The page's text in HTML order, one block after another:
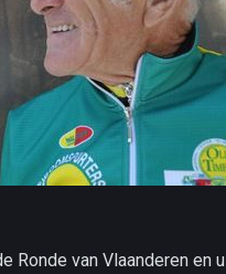
Ronde van Vlaanderen en